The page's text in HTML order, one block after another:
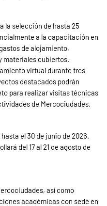
la selección de hasta 25
a la capacitación en
de alojamiento,
materiales cubiertos.
virtual durante tres
destacados podrán
para realizar visitas técnicas
de Mercociudades.
el 30 de junio de 2026.
del 17 al 21 de agosto de
así como
académicas con sede en